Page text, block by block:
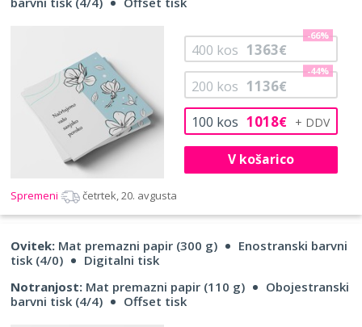
100 kos 1018€
200 kos 1136€
-44%
400 kos 1363€
-66%
V košarico
Spremeni četrtek, 20. avgusta
Ovitek: Mat premazni papir (300 g)
Enostranski barvni
tisk (4/0)
Digitalni tisk
Notranjost: Mat premazni papir (110 g)
Obojestranski
barvni tisk (4/4)
Offset tisk